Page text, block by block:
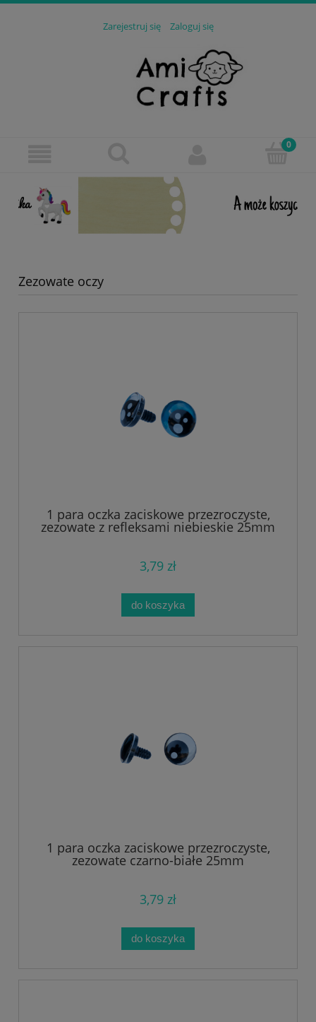
Zarejestruj się Zaloguj się
Zezowate oczy
1 para oczka zaciskowe przezroczyste,
zezowate z refleksami niebieskie 25mm
3,79 zł
do koszyka
1 para oczka zaciskowe przezroczyste,
zezowate czarno-białe 25mm
3,79 zł
do koszyka